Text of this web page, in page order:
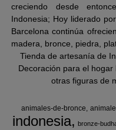
creciendo desde
Indonesia; Hoy liderado
Barcelona continúa
madera, bronce, piedra,
Tienda de artesanía de
Decoración para el
otras figuras de
animales-de-bronce
indonesia
bronze-